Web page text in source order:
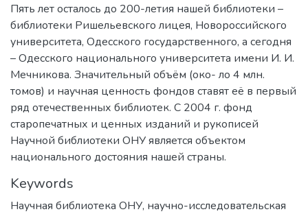
Пять лет осталось до 200-летия нашей библиотеки –
библиотеки Ришельевского лицея, Новороссийского
университета, Одесского государственного, а сегодня
– Одесского национального университета имени И. И.
Мечникова. Значительный объём (око- ло 4 млн.
томов) и научная ценность фондов ставят её в первый
ряд отечественных библиотек. С 2004 г. фонд
старопечатных и ценных изданий и рукописей
Научной библиотеки ОНУ является объектом
национального достояния нашей страны.
Keywords
Научная библиотека ОНУ, научно-исследовательская